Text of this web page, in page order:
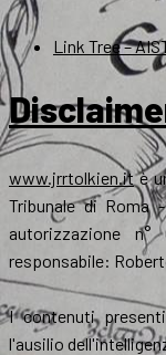
Link Tree –
www.jrrtolkien.itè
Tribunale di Roma
autorizzazione
responsabile:
I contenuti
l'ausilio